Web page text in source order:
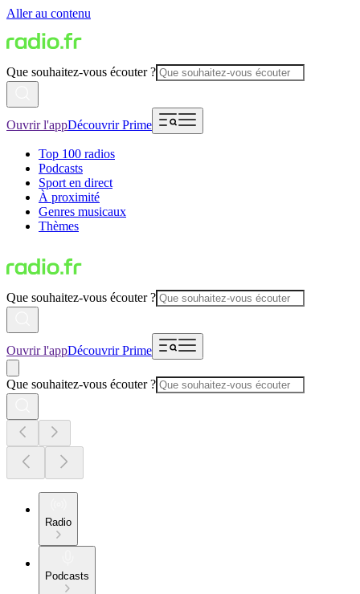
Aller au contenu
Que souhaitez-vous écouter ?
Ouvrir l'appDécouvrir Prime
Top 100 radios
Podcasts
Sport en direct
À proximité
Genres musicaux
Thèmes
Que souhaitez-vous écouter ?
Ouvrir l'appDécouvrir Prime
Que souhaitez-vous écouter ?
Radio
Podcasts